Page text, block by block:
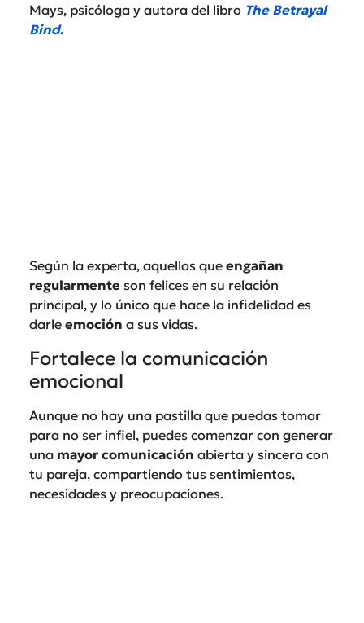
Mays, psicóloga y autora del libro The Betrayal
Bind.
Según la experta, aquellos que engañan
regularmente son felices en su relación
principal, y lo único que hace la infidelidad es
darle emoción a sus vidas.
Fortalece la comunicación
emocional
Aunque no hay una pastilla que puedas tomar
para no ser infiel, puedes comenzar con generar
una mayor comunicación abierta y sincera con
tu pareja, compartiendo tus sentimientos,
necesidades y preocupaciones.